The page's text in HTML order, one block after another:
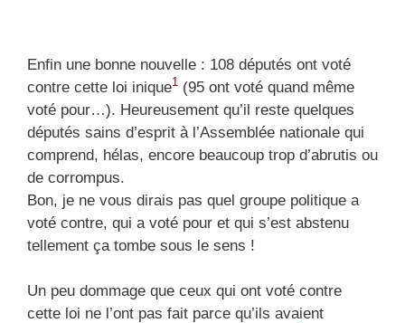
Enfin une bonne nouvelle : 108 députés ont voté
contre cette loi inique1 (95 ont voté quand même
voté pour…). Heureusement qu’il reste quelques
députés sains d’esprit à l’Assemblée nationale qui
comprend, hélas, encore beaucoup trop d’abrutis ou
de corrompus.
Bon, je ne vous dirais pas quel groupe politique a
voté contre, qui a voté pour et qui s’est abstenu
tellement ça tombe sous le sens !
Un peu dommage que ceux qui ont voté contre
cette loi ne l’ont pas fait parce qu’ils avaient